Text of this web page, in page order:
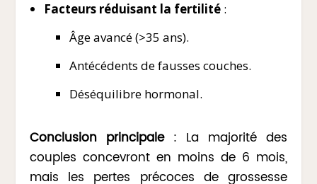
Facteurs réduisant la fertilité:
Âge avancé (>35 ans).
Antécédents de fausses couches.
Déséquilibre hormonal.
Conclusion principale: La majorité des
couples concevront en moins de 6 mois,
mais les pertes précoces de grossesse